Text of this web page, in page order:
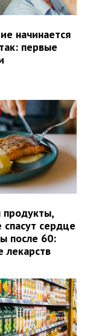
начинается
первые
продукты,
сердце
после 60:
лекарств